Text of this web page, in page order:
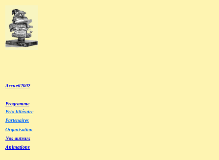
Accueil2002
Programme
Prix littéraire
Partenaires
Organisation
Nos auteurs
Animations